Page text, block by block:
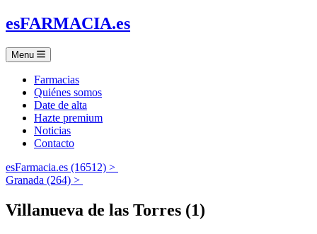
esFARMACIA.es
Menu
Farmacias
Quiénes somos
Date de alta
Hazte premium
Noticias
Contacto
esFarmacia.es (16512) >
Granada (264) >
Villanueva de las Torres (1)